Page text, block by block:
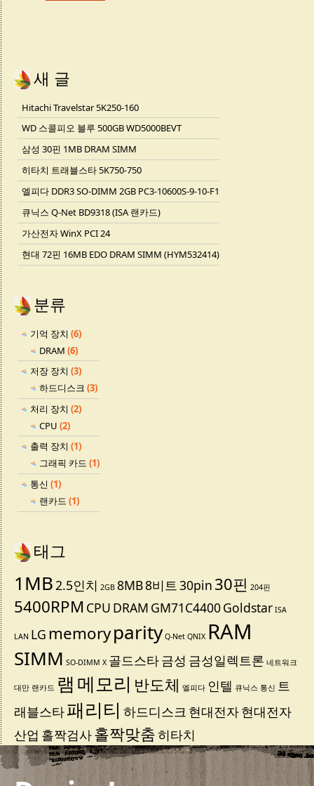
새 글
Hitachi Travelstar 5K250-160
WD 스콜피오 블루 500GB WD5000BEVT
삼성 30핀 1MB DRAM SIMM
히타치 트래블스타 5K750-750
엘피다 DDR3 SO-DIMM 2GB PC3-10600S-9-10-F1
큐닉스 Q-Net BD9318 (ISA 랜카드)
가산전자 WinX PCI 24
현대 72핀 16MB EDO DRAM SIMM (HYM532414)
분류
기억 장치 (6)
DRAM (6)
저장 장치 (3)
하드디스크 (3)
처리 장치 (2)
CPU (2)
출력 장치 (1)
그래픽 카드 (1)
통신 (1)
랜카드 (1)
태그
1MB2.5인치 2GB 8MB8비트30pin 30핀 204핀
5400RPM CPU DRAM GM71C4400Goldstar ISA
LAN LG memoryparity Q-Net QNIX RAM
SIMM SO-DIMM X 골드스타금성 금성일렉트론 네트워크
대만 랜카드 램메모리 반도체 엘피다 인텔 큐닉스 통신 트
래블스타패리티 하드디스크 현대전자현대전자
산업 홀짝검사홀짝맞춤히타치